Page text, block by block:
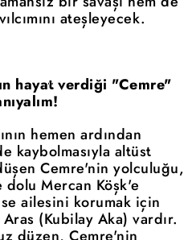
ateşleyecek.
hayat verdiği "Cemre"
hemen ardından
kaybolmasıyla altüst
Cemre'nin yolculuğu,
dolu Mercan Köşk'e
ailesini korumak için
(Kubilay Aka) vardır.